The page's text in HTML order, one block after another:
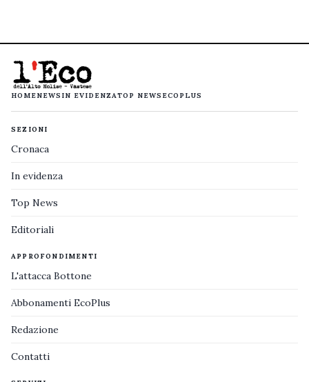
HOMENEWS IN EVIDENZATOP NEWS ECOPLUS
SEZIONI
Cronaca
In evidenza
Top News
Editoriali
APPROFONDIMENTI
L'attacca Bottone
Abbonamenti EcoPlus
Redazione
Contatti